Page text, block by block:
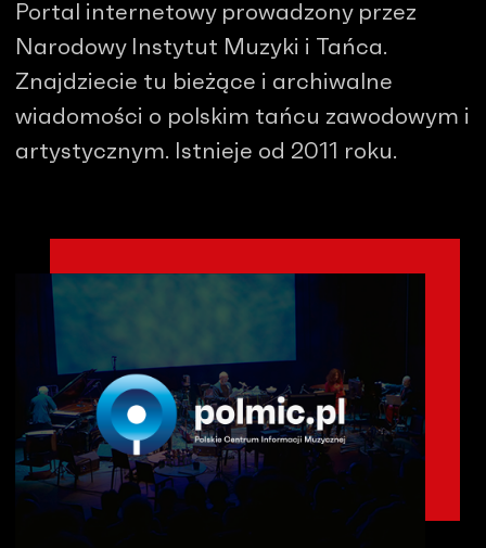
Portal internetowy prowadzony przez
Narodowy Instytut Muzyki i Tańca.
Znajdziecie tu bieżące i archiwalne
wiadomości o polskim tańcu zawodowym i
artystycznym. Istnieje od 2011 roku.